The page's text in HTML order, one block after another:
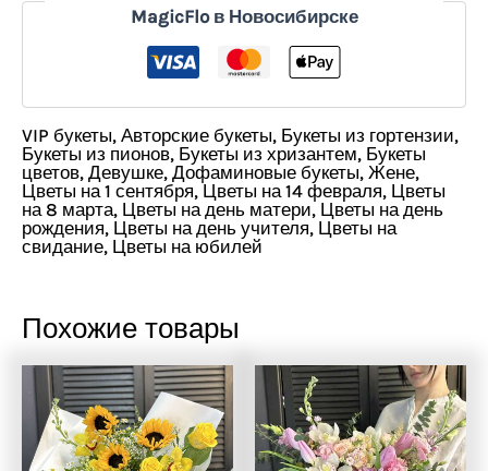
MagicFlo в Новосибирске
VIP букеты, Авторские букеты, Букеты из гортензии,
Букеты из пионов, Букеты из хризантем, Букеты
цветов, Девушке, Дофаминовые букеты, Жене,
Цветы на 1 сентября, Цветы на 14 февраля, Цветы
на 8 марта, Цветы на день матери, Цветы на день
рождения, Цветы на день учителя, Цветы на
свидание, Цветы на юбилей
Похожие товары